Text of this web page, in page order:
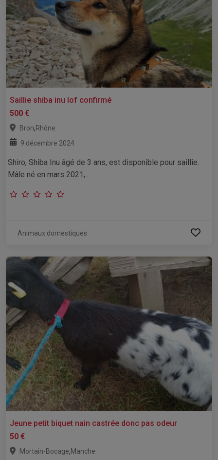
Saillie shiba inu lof confirmé
500 €
Bron,Rhône
9 décembre 2024
Shiro, Shiba Inu âgé de 3 ans, est disponible pour saillie.
Mâle né en mars 2021,...
Animaux domestiques
Jeune petit biquet nain castrée donc pas odeur
50 €
Mortain-Bocage,Manche